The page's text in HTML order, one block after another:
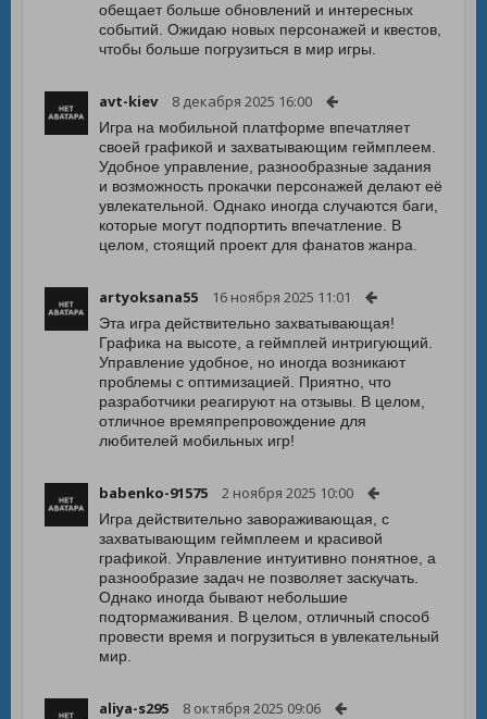
обещает больше обновлений и интересных
событий. Ожидаю новых персонажей и квестов,
чтобы больше погрузиться в мир игры.
avt-kiev 8 декабря 2025 16:00
Игра на мобильной платформе впечатляет
своей графикой и захватывающим геймплеем.
Удобное управление, разнообразные задания
и возможность прокачки персонажей делают её
увлекательной. Однако иногда случаются баги,
которые могут подпортить впечатление. В
целом, стоящий проект для фанатов жанра.
artyoksana55 16 ноября 2025 11:01
Эта игра действительно захватывающая!
Графика на высоте, а геймплей интригующий.
Управление удобное, но иногда возникают
проблемы с оптимизацией. Приятно, что
разработчики реагируют на отзывы. В целом,
отличное времяпрепровождение для
любителей мобильных игр!
babenko-91575 2 ноября 2025 10:00
Игра действительно завораживающая, с
захватывающим геймплеем и красивой
графикой. Управление интуитивно понятное, а
разнообразие задач не позволяет заскучать.
Однако иногда бывают небольшие
подтормаживания. В целом, отличный способ
провести время и погрузиться в увлекательный
мир.
aliya-s295 8 октября 2025 09:06